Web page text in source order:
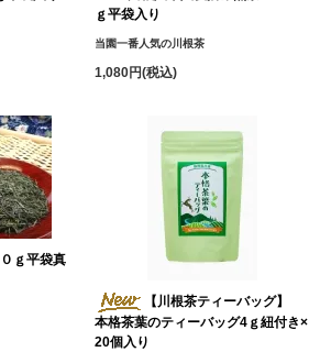
ｇ平袋入り
当園一番人気の川根茶
1,080円(税込)
ｇ平袋真
【川根茶ティーバッグ】
本格茶葉のティーバッグ4ｇ紐付き×
20個入り